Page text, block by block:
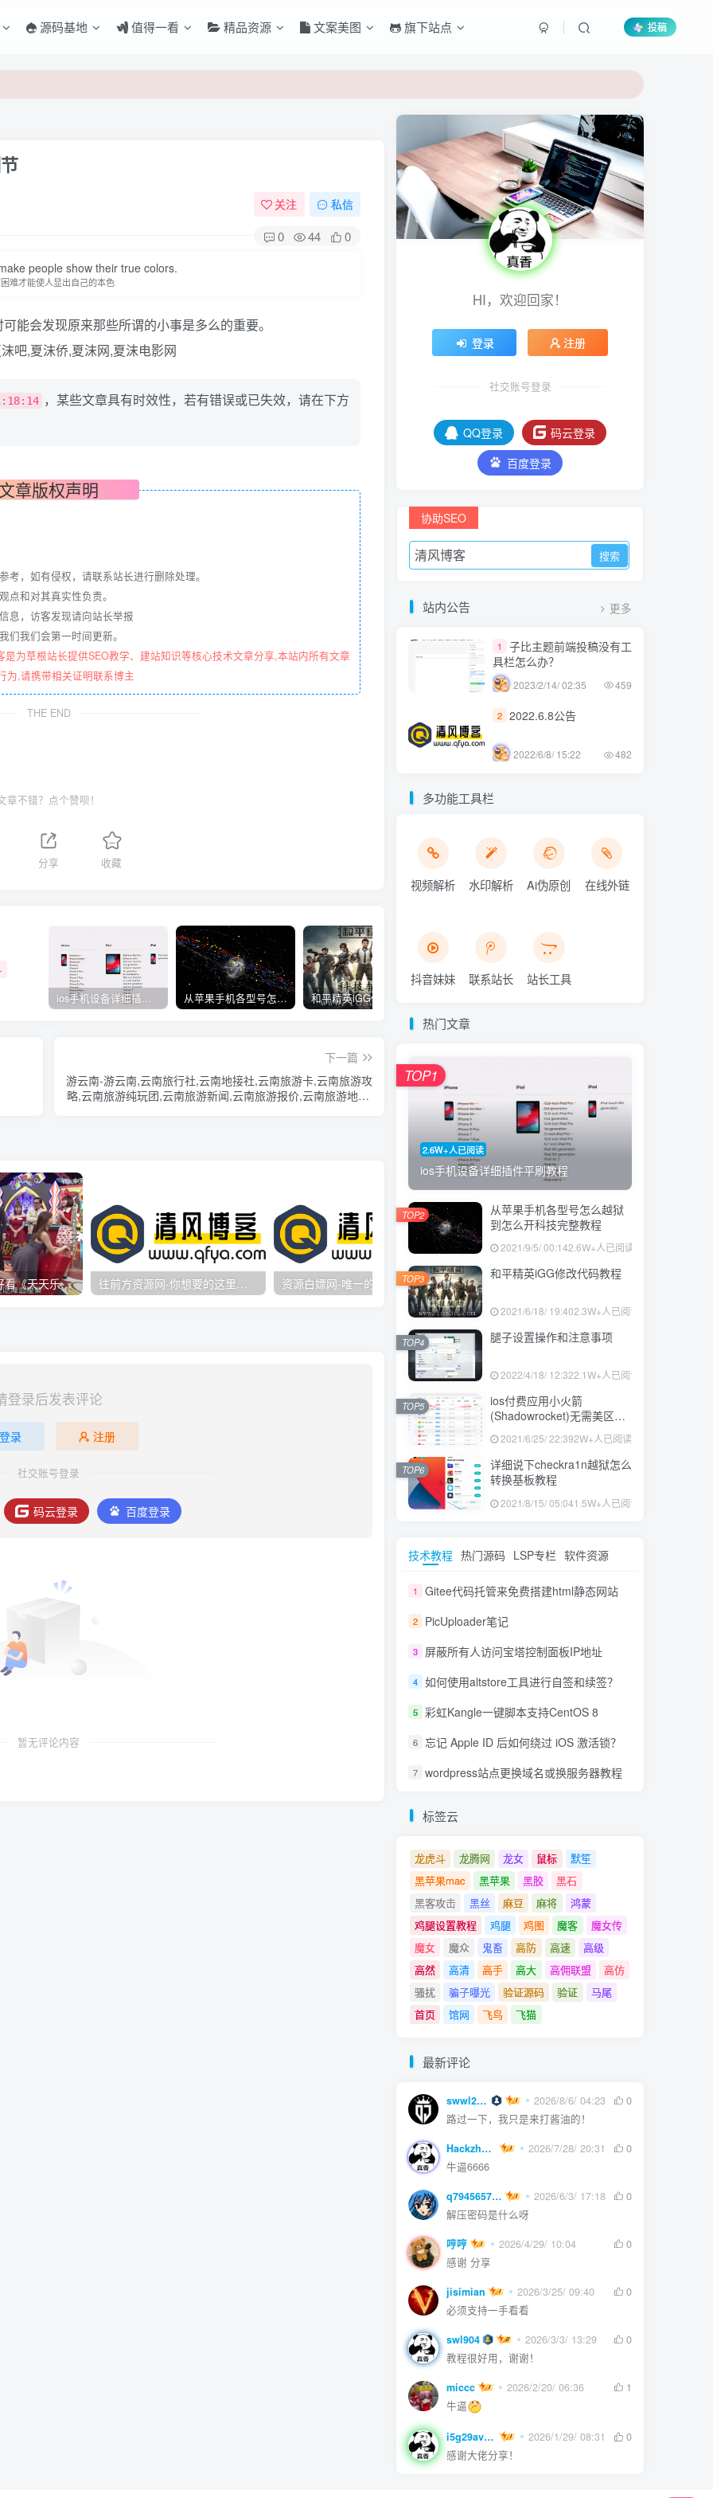
源码基地 值得一看 精品资源 文案美图 旗下站点 投稿
关注 私信
0 44 0
people show their true colors.
难才能使人显出自己的本色
能会发现原来那些所谓的小事是多么的重要。
吧,夏沫侨,夏沫网,夏沫电影网
，某些文章具有时效性，若有错误或已失效，请在下方
章版权声明
考，如有侵权，请联系站长进行删除处理。
点和对其真实性负责。
息，访客发现请向站长举报
们我们会第一时间更新。
为草根站长提供SEO教学、建站知识等核心技术文章分享,本站内所有文章
为,请携带相关证明联系博主
THE END
章不错？点个赞呗！
分享 收藏
ios手机设备详细插件平刷教程 从苹果手机各型号怎么越狱到怎么开科技完整教程
下一篇
游云南-游云南,云南旅行社,云南地接社,云南旅游卡,云南旅游攻
略,云南旅游纯玩团,云南旅游新闻,云南旅游报价,云南旅游地图,
台湾综艺节目真好看《天天乐财神》 往前方资源网-你想要的这里都有 资源白嫖网-唯一的资源技术教程_白嫖之家与我共奋 飘零影院-飘零电影网-标签阁之家
登录后发表评论
登录 注册
社交账号登录
码云登录 百度登录
暂无评论内容
HI，欢迎回家！
登录 注册
社交账号登录
QQ登录
码云登录
百度登录
协助SEO
站内公告 更多
1
子比主题前端投稿没有工
具栏怎么办？
2023/2/14/ 02:35 459
2 2022.6.8公告
2022/6/8/ 15:22 482
多功能工具栏
视频解析 水印解析 Ai伪原创 在线外链
抖音妹妹 联系站长 站长工具
热门文章
2.6W+人已阅读
ios手机设备详细插件平刷教程
TOP1
从苹果手机各型号怎么越狱
到怎么开科技完整教程
2021/9/5/ 00:142.6W+人已阅读
TOP2
和平精英iGG修改代码教程
2021/6/18/ 19:402.3W+人已阅读
TOP3
腿子设置操作和注意事项
2022/4/18/ 12:322.1W+人已阅读
TOP4
ios付费应用小火箭
(Shadowrocket)无需美区苹
果ID下载安装教程
2021/6/25/ 22:392W+人已阅读
TOP5
详细说下checkra1n越狱怎么
转换基板教程
2021/8/15/ 05:041.5W+人已阅读
TOP6
技术教程 热门源码 LSP专栏 软件资源
1 Gitee代码托管来免费搭建html静态网站
2 PicUploader笔记
3 屏蔽所有人访问宝塔控制面板IP地址
4 如何使用altstore工具进行自签和续签？
5 彩虹Kangle一键脚本支持CentOS 8
6 忘记 Apple ID 后如何绕过 iOS 激活锁？
7 wordpress站点更换域名或换服务器教程
标签云
龙虎斗 龙腾网 龙女 鼠标
默笙
黑苹果mac
黑苹果 黑胶
黑石
黑客攻击
黑丝 麻豆 麻将
鸿蒙
鸡腿设置教程
鸡腿 鸡图 魔客
魔女传
魔女
魔众 鬼畜 高防 高速
高级
高然
高清 高手 高大 高佣联盟
高仿
骚扰
骗子曝光 验证源码 验证
马尾
首页
馆网 飞鸟 飞猫
最新评论
swwl2457 2026/8/6/ 04:23
0
路过一下，我只是来打酱油的！
Hackzheng 2026/7/28/ 20:31
0
牛逼6666
q794565750 2026/6/3/ 17:18
0
解压密码是什么呀
哼哼 2026/4/29/ 10:04
0
感谢 分享
jisimian 2026/3/25/ 09:40
0
必须支持一手看看
swl904 2026/3/3/ 13:29
0
教程很好用，谢谢！
miccc 2026/2/20/ 06:36
1
牛逼
i5g29ave0m 2026/1/29/ 08:31
0
感谢大佬分享！
登录
没有账号？立即注册
登录密码
使用社交账号登录即表示同意